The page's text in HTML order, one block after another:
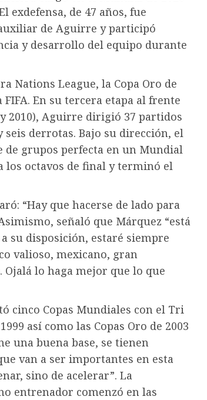
exdefensa, de 47 años, fue
de Aguirre y participó
y desarrollo del equipo durante
Nations League, la Copa Oro de
En su tercera etapa al frente
2010), Aguirre dirigió 37 partidos
seis derrotas. Bajo su dirección, el
de grupos perfecta en un Mundial
los octavos de final y terminó el
“Hay que hacerse de lado para
señaló que Márquez “está
su disposición, estaré siempre
valioso, mexicano, gran
lo haga mejor que lo que
cinco Copas Mundiales con el Tri
así como las Copas Oro de 2003
una buena base, se tienen
van a ser importantes en esta
sino de acelerar”. La
entrenador comenzó en las